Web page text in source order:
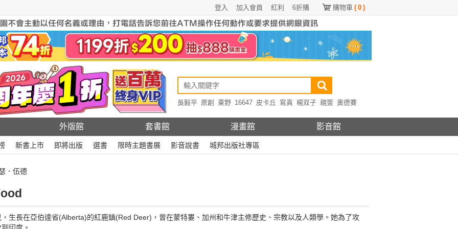
購物車 ( 0 )
6折購
紅利
加入會員
登入
吳毅平 原創 東野 16647 皮卡丘 寫真 楊双子 親簽 奧德賽
外版館 套書館 漫畫館 影音館
新書上市 即將出版 選書 限時主題書展 影音說書 城邦出版社專區
．伍德
生長在亞伯達省(Alberta)的紅鹿鎮(Red Deer)，曾在蒙特婁、加州和牛津主修歷史、宗教以及人類學。她為了攻